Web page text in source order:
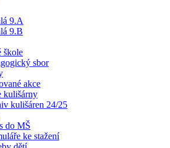
9.A
9.B
škole
sbor
akce
kulišárny
kulišáren 24/25
do MŠ
ke stažení